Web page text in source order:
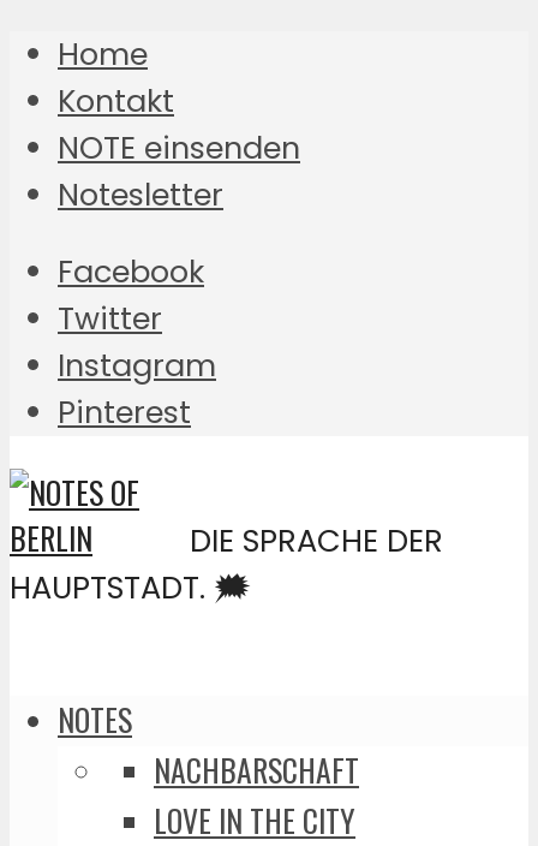
Home
Kontakt
NOTE einsenden
Notesletter
Facebook
Twitter
Instagram
Pinterest
DIE SPRACHE DER
HAUPTSTADT. 🗯️
NOTES
NACHBARSCHAFT
LOVE IN THE CITY